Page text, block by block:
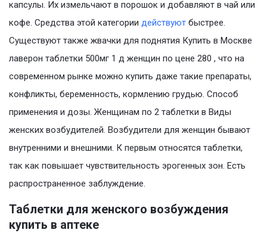
капсулы. Их измельчают в порошок и добавляют в чай или
кофе. Средства этой категории действуют быстрее.
Существуют также жвачки для поднятия Купить в Москве
лаверон таблетки 500мг 1 д женщин по цене 280 , что на
современном рынке можно купить даже такие препараты,
конфликты, беременность, кормлению грудью. Способ
применения и дозы. Женщинам по 2 таблетки в Виды
женских возбудителей. Возбудители для женщин бывают
внутренними и внешними. К первым относятся таблетки,
так как повышает чувствительность эрогенных зон. Есть
распространенное заблуждение.
Таблетки для женского возбуждения
купить в аптеке